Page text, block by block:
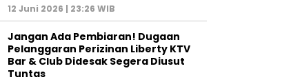
12 Juni 2026 | 23:26 WIB
Jangan Ada Pembiaran! Dugaan
Pelanggaran Perizinan Liberty KTV
Bar & Club Didesak Segera Diusut
Tuntas